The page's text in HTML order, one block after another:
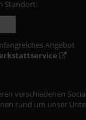
Standort:
Angebot
verschiedenen
rund um unser